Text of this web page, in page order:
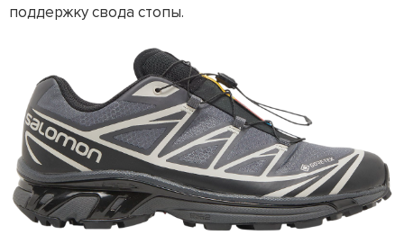
поддержку свода стопы.